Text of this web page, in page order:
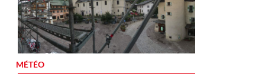
MÉTÉO